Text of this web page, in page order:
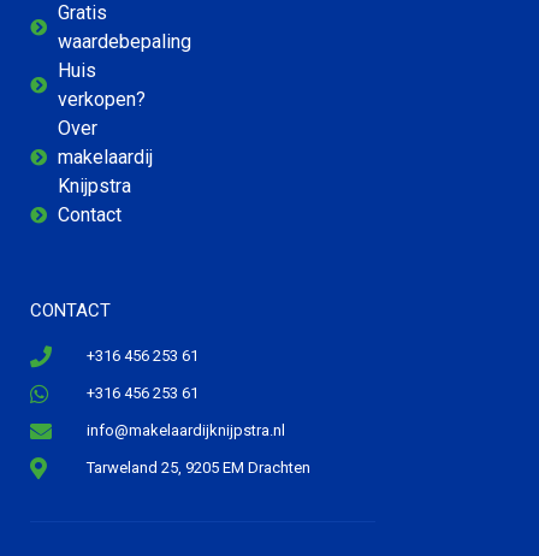
Gratis
waardebepaling
Huis
verkopen?
Over
makelaardij
Knijpstra
Contact
CONTACT
+316 456 253 61
+316 456 253 61
info@makelaardijknijpstra.nl
Tarweland 25, 9205 EM Drachten